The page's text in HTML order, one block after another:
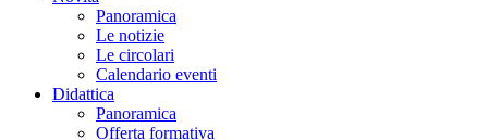
Panoramica
Le notizie
Le circolari
Calendario eventi
Didattica
Panoramica
Offerta formativa